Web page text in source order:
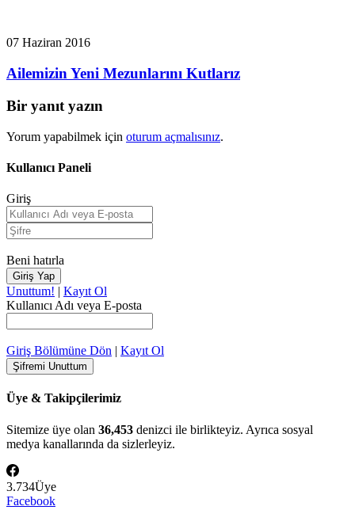
07 Haziran 2016
Ailemizin Yeni Mezunlarını Kutlarız
Bir yanıt yazın
Yorum yapabilmek için oturum açmalısınız.
Kullanıcı Paneli
Giriş
Beni hatırla
Unuttum! | Kayıt Ol
Kullanıcı Adı veya E-posta
Giriş Bölümüne Dön | Kayıt Ol
Üye & Takipçilerimiz
Sitemize üye olan 36,453 denizci ile birlikteyiz. Ayrıca sosyal
medya kanallarında da sizlerleyiz.
3.734Üye
Facebook